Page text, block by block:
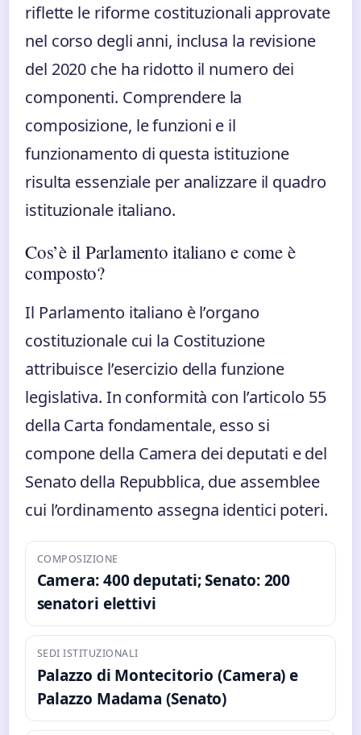
riflette le riforme costituzionali approvate
nel corso degli anni, inclusa la revisione
del 2020 che ha ridotto il numero dei
componenti. Comprendere la
composizione, le funzioni e il
funzionamento di questa istituzione
risulta essenziale per analizzare il quadro
istituzionale italiano.
Cos’è il Parlamento italiano e come è
composto?
Il Parlamento italiano è l’organo
costituzionale cui la Costituzione
attribuisce l’esercizio della funzione
legislativa. In conformità con l’articolo 55
della Carta fondamentale, esso si
compone della Camera dei deputati e del
Senato della Repubblica, due assemblee
cui l’ordinamento assegna identici poteri.
COMPOSIZIONE
Camera: 400 deputati; Senato: 200
senatori elettivi
SEDI ISTITUZIONALI
Palazzo di Montecitorio (Camera) e
Palazzo Madama (Senato)